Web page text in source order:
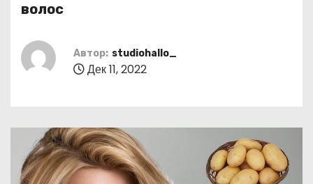
волос
Автор: studiohallo_
Дек 11, 2022